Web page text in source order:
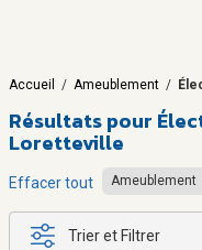
Accueil / Ameublement /
Résultats pour
Loretteville
Effacer tout Ameublement
Trier et Filtrer